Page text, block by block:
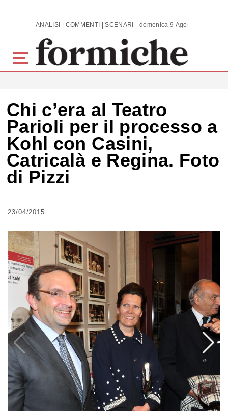
Skip to main content ANALISI | COMMENTI | SCENARI - domenica 9 Agosto 2026
Chi c’era al Teatro
Parioli per il processo a
Kohl con Casini,
Catricalà e Regina. Foto
di Pizzi
23/04/2015